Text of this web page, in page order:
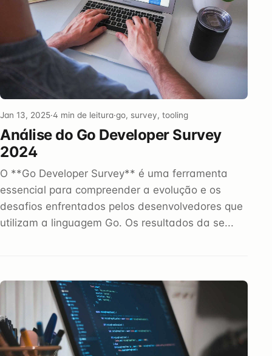
Jan 13, 2025·4 min de leitura·go, survey, tooling
Análise do Go Developer Survey
2024
O **Go Developer Survey** é uma ferramenta
essencial para compreender a evolução e os
desafios enfrentados pelos desenvolvedores que
utilizam a linguagem Go. Os resultados da se...